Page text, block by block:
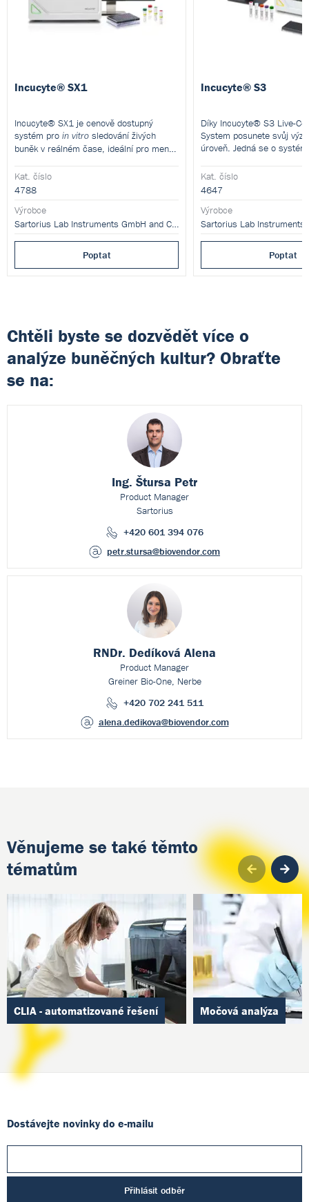
Incucyte® SX1
Incucyte® SX1 je cenově dostupný
systém pro in vitro sledování živých
buněk v reálném čase, ideální pro menší
snímání, dvoukanálovou fluorescenci, HD
fázový kontrast a plnou kompatibilitu s
běžnými kultivačními nádobami.
Bezlimitní licence a možnost vzdáleného
přístupu umožňují efektivní provoz více
uživatelům zároveň.
Kat. číslo
4788
Výrobce
Poptat
Incucyte® S3
Díky Incucyte® S3 Live-
System posunete svůj
úroveň. Jedná se o
buněk ve fyziologicky
prostředí.
Kat. číslo
4647
Výrobce
Poptat
Chtěli byste se dozvědět více o
analýze buněčných kultur? Obraťte
se na:
Ing. Štursa Petr
Product Manager
Sartorius
+420 601 394 076
petr.stursa@biovendor.com
RNDr. Dedíková Alena
Product Manager
Greiner Bio-One, Nerbe
+420 702 241 511
alena.dedikova@biovendor.com
Věnujeme se také těmto
tématům
CLIA - automatizované řešení Močová analýza
Dostávejte novinky do e-mailu
Přihlásit odběr